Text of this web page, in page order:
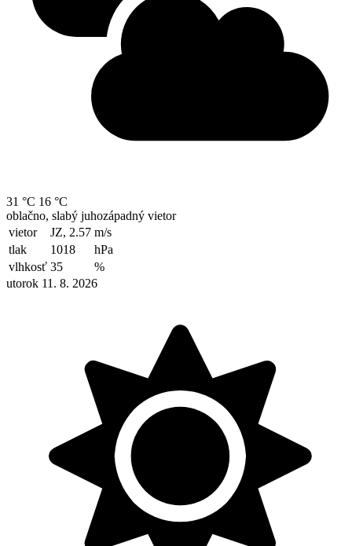
31 °C 16 °C
oblačno, slabý juhozápadný vietor
vietor
JZ, 2.57 m/s
tlak
1018
hPa
vlhkosť 35
%
utorok 11. 8. 2026